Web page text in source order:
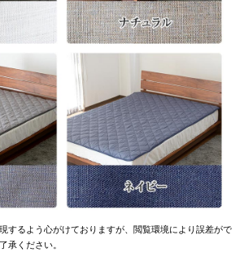
するよう心がけておりますが、 閲覧環境により誤差がで
承ください。